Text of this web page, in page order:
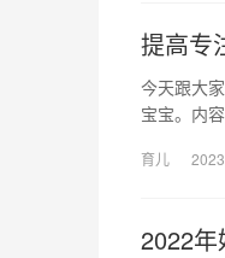
提高专
今天跟大
宝宝。内
育儿
2022